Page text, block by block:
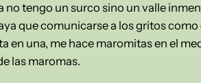
tengo un surco sino un valle
que comunicarse a los gritos como
en una, me hace maromitas en el
las maromas.